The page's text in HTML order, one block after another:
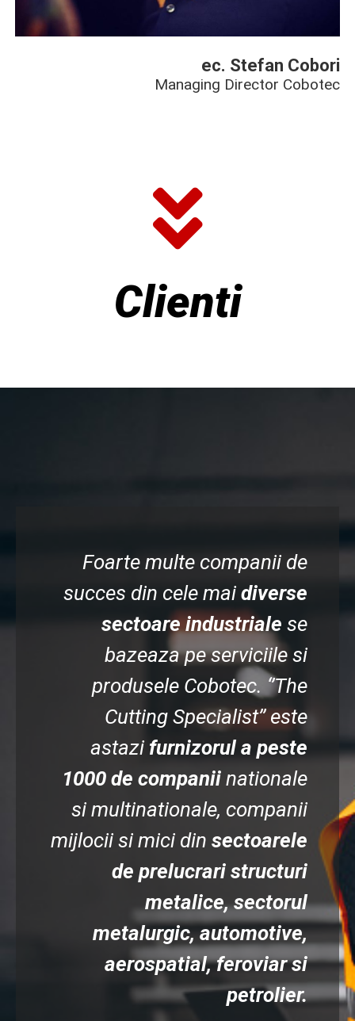
ec. Stefan Cobori
Managing Director Cobotec
Clienti
Foarte multe companii de
succes din cele maidiverse
sectoare industriale se
bazeaza pe serviciile si
produsele Cobotec. ‘’The
Cutting Specialist’’ este
astazi furnizorul a peste
1000 de companii nationale
si multinationale, companii
mijlocii si mici din sectoarele
de prelucrari structuri
metalice, sectorul
metalurgic, automotive,
aerospatial, feroviar si
petrolier.